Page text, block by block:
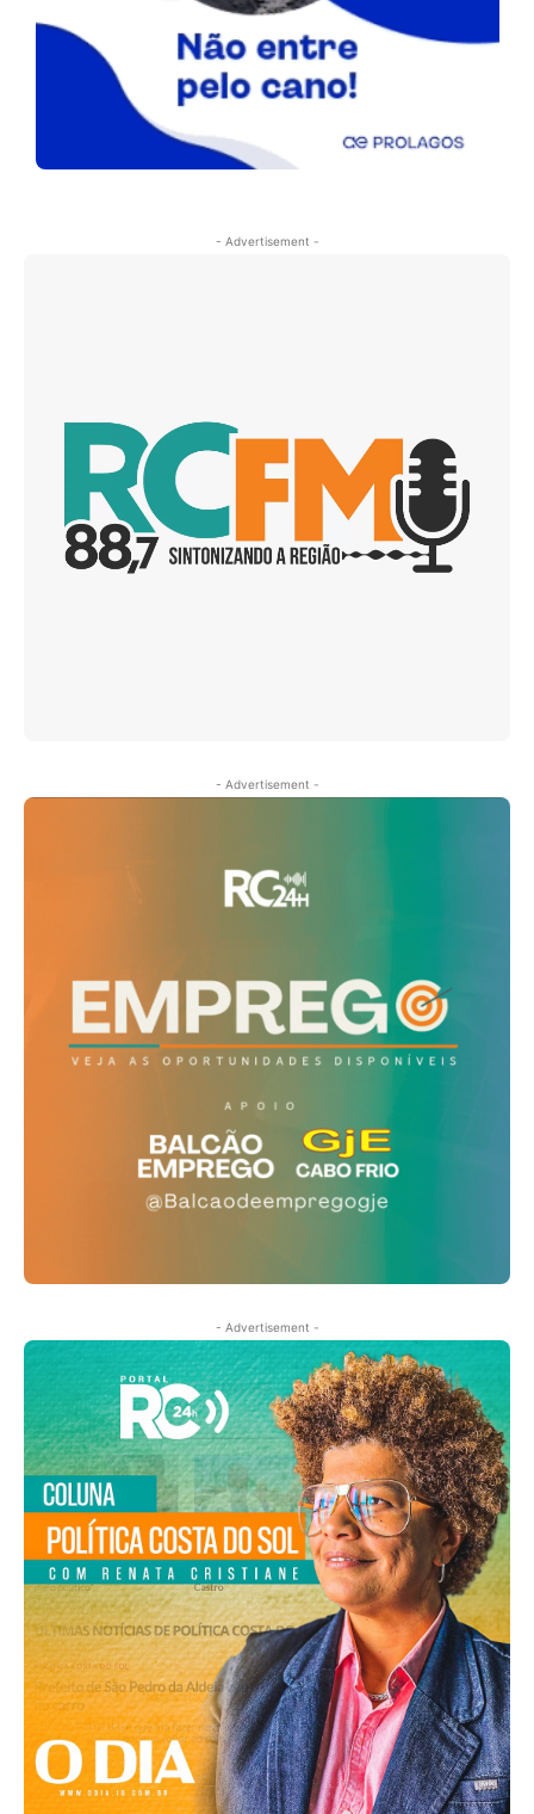
- Advertisement -
- Advertisement -
- Advertisement -